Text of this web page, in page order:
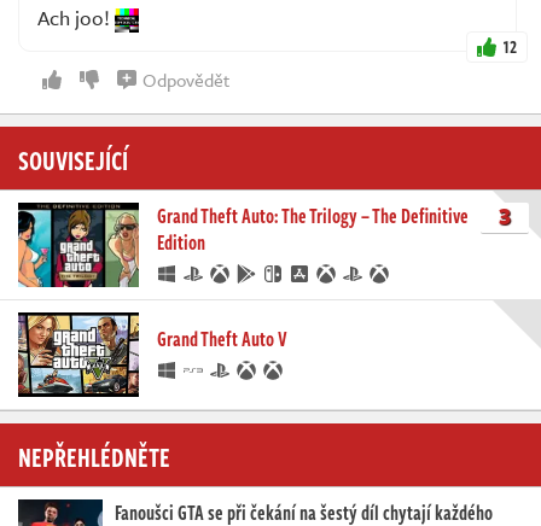
Ach joo!
12
Odpovědět
SOUVISEJÍCÍ
Grand Theft Auto: The Trilogy – The Definitive
Edition
3
Grand Theft Auto V
NEPŘEHLÉDNĚTE
Fanoušci GTA se při čekání na šestý díl chytají každého